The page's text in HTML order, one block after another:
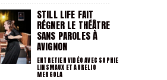
STILL LIFE FAIT
RÉGNER LE THÉÂTRE
SANS PAROLES À
AVIGNON
ENTRETIEN VIDÉO AVEC SOPHIE
LINSMAUX ET AURELIO
MERGOLA